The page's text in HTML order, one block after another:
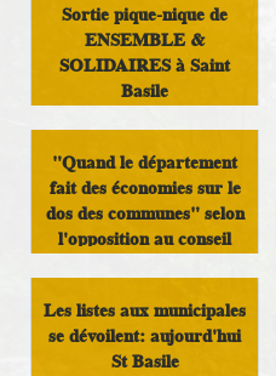
Sortie pique-nique de
ENSEMBLE &
SOLIDAIRES à Saint
Basile
"Quand le département
fait des économies sur le
dos des communes" selon
l'opposition au conseil
Politique locale
Les listes aux municipales
se dévoilent: aujourd'hui
St Basile